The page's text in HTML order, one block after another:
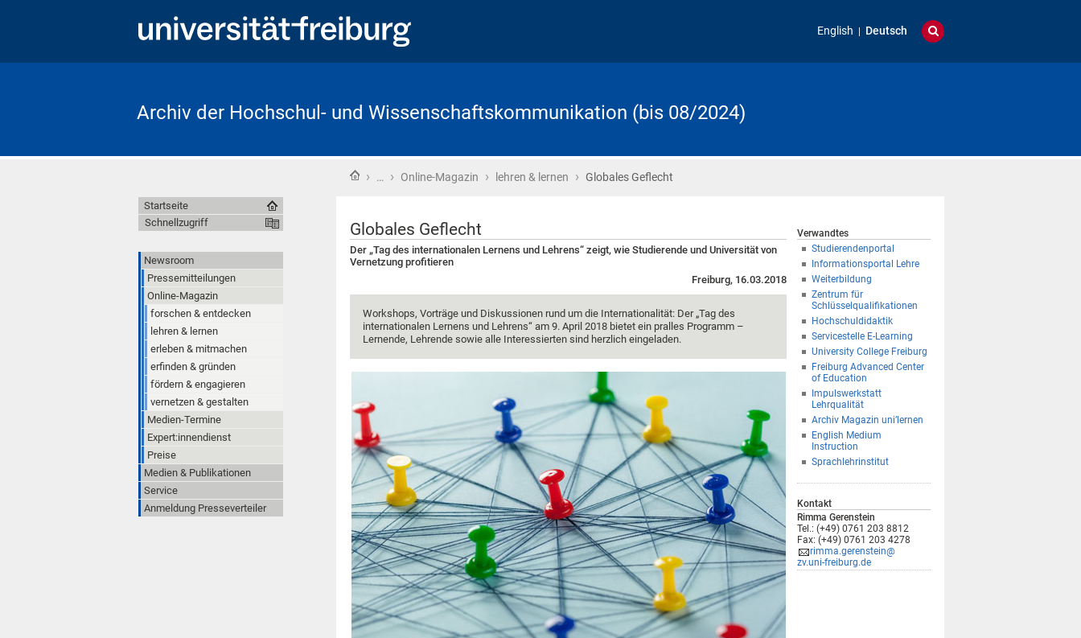
English Deutsch
Archiv der Hochschul- und Wissenschaftskommunikation (bis 08/2024)
Startseite
› … › Online-Magazin › lehren & lernen › Globales Geflecht
Globales Geflecht
Der „Tag des internationalen Lernens und Lehrens“ zeigt, wie Studierende und Universität von
Vernetzung profitieren
Freiburg, 16.03.2018
Workshops, Vorträge und Diskussionen rund um die Internationalität: Der „Tag des
internationalen Lernens und Lehrens“ am 9. April 2018 bietet ein pralles Programm –
Lernende, Lehrende sowie alle Interessierten sind herzlich eingeladen.
Verwandtes
Studierendenportal
Informationsportal Lehre
Weiterbildung
Zentrum für
Schlüsselqualifikationen
Hochschuldidaktik
Servicestelle E-Learning
University College Freiburg
Freiburg Advanced Center
of Education
Impulswerkstatt
Lehrqualität
Archiv Magazin uni’lernen
English Medium
Instruction
Sprachlehrinstitut
Kontakt
Rimma Gerenstein
Tel.: (+49) 0761 203 8812
Fax: (+49) 0761 203 4278
rimma.gerenstein@
zv.uni-freiburg.de
Startseite
Schnellzugriff
Newsroom
Pressemitteilungen
Online-Magazin
forschen & entdecken
lehren & lernen
erleben & mitmachen
erfinden & gründen
fördern & engagieren
vernetzen & gestalten
Medien-Termine
Expert:innendienst
Preise
Medien & Publikationen
Service
Anmeldung Presseverteiler